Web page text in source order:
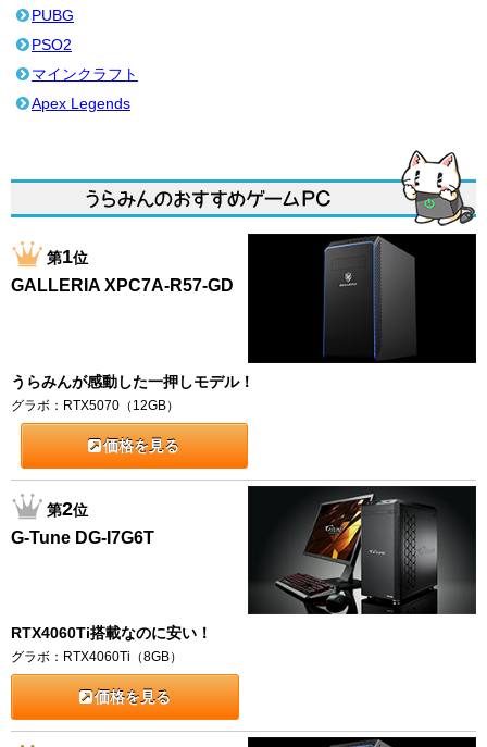
PUBG
PSO2
マインクラフト
Apex Legends
第1位
GALLERIA XPC7A-R57-GD
うらみんが感動した一押しモデル！
グラボ：RTX5070（12GB）
価格を見る
第2位
G-Tune DG-I7G6T
RTX4060Ti搭載なのに安い！
グラボ：RTX4060Ti（8GB）
価格を見る